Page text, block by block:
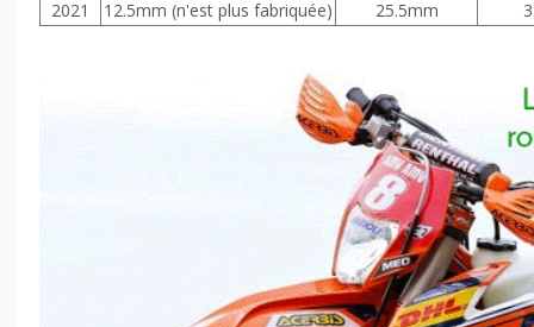
2021 12.5mm (n'est plus fabriquée) 25.5mm